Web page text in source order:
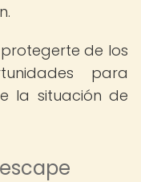
de los
para
la situación de